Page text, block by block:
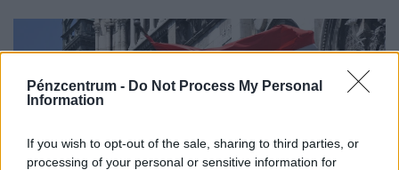
Pénzcentrum - Do Not Process My Personal
Information
If you wish to opt-out of the sale, sharing to third parties, or
processing of your personal or sensitive information for